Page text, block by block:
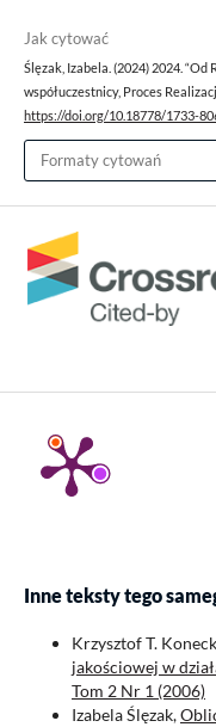
Jak cytować
Ślęzak, Izabela. (2024) 2024.
współuczestnicy, Proces
https://doi.org/10.18778/1733-
Formaty cytowań
Inne teksty tego
Krzysztof T.
jakościowej w
Tom 2 Nr 1 (2006)
Izabela Ślęzak,